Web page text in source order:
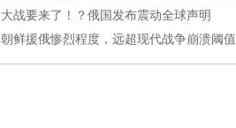
大战要来了！？俄国发布震动全球声明
朝鲜援俄惨烈程度，远超现代战争崩溃阈值